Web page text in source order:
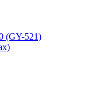
(GY-521)